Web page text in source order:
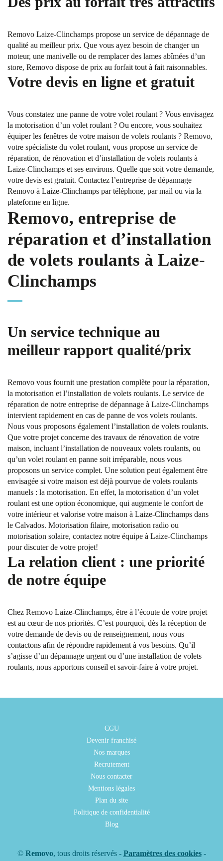
Removo Laize-Clinchamps propose un service de dépannage de
qualité au meilleur prix. Que vous ayez besoin de changer un
moteur, une manivelle ou de remplacer des lames abîmées d’un
store, Removo dispose de prix au forfait tout à fait raisonnables.
Votre devis en ligne et gratuit
Vous constatez une panne de votre volet roulant ? Vous envisagez
la motorisation d’un volet roulant ? Ou encore, vous souhaitez
équiper les fenêtres de votre maison de volets roulants ? Removo,
votre spécialiste du volet roulant, vous propose un service de
réparation, de rénovation et d’installation de volets roulants à
Laize-Clinchamps et ses environs. Quelle que soit votre demande,
votre devis est gratuit. Contactez l’entreprise de dépannage
Removo à Laize-Clinchamps par téléphone, par mail ou via la
plateforme en ligne.
Removo, entreprise de
réparation et d’installation
de volets roulants à Laize-
Clinchamps
Un service technique au
meilleur rapport qualité/prix
Removo vous fournit une prestation complète pour la réparation,
la motorisation et l’installation de volets roulants. Le service de
réparation de notre entreprise de dépannage à Laize-Clinchamps
intervient rapidement en cas de panne de vos volets roulants.
Nous vous proposons également l’installation de volets roulants.
Que votre projet concerne des travaux de rénovation de votre
maison, incluant l’installation de nouveaux volets roulants, ou
qu’un volet roulant en panne soit irréparable, nous vous
proposons un service complet. Une solution peut également être
envisagée si votre maison est déjà pourvue de volets roulants
manuels : la motorisation. En effet, la motorisation d’un volet
roulant est une option économique, qui augmente le confort de
votre intérieur et valorise votre maison à Laize-Clinchamps dans
le Calvados. Motorisation filaire, motorisation radio ou
motorisation solaire, contactez notre équipe à Laize-Clinchamps
pour discuter de votre projet!
La relation client : une priorité
de notre équipe
Chez Removo Laize-Clinchamps, être à l’écoute de votre projet
est au cœur de nos priorités. C’est pourquoi, dès la réception de
votre demande de devis ou de renseignement, nous vous
contactons afin de répondre rapidement à vos besoins. Qu’il
s’agisse d’un dépannage urgent ou d’une installation de volets
roulants, nous apportons conseil et savoir-faire à votre projet.
CGU
Devenir franchisé
Nos marques
Recrutement
Nous contacter
Mentions légales
Plan du site
Politique de confidentialité
Blog
© Removo, tous droits réservés - Paramètres des cookies-